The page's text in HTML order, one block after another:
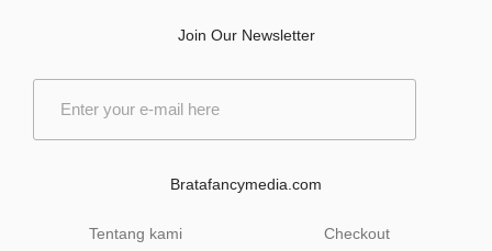
Join Our Newsletter
Bratafancymedia.com
Tentang kami
Checkout